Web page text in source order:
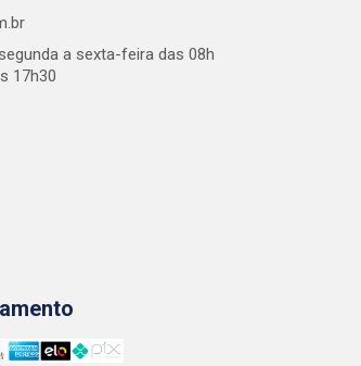
a sexta-feira das 08h
17h30